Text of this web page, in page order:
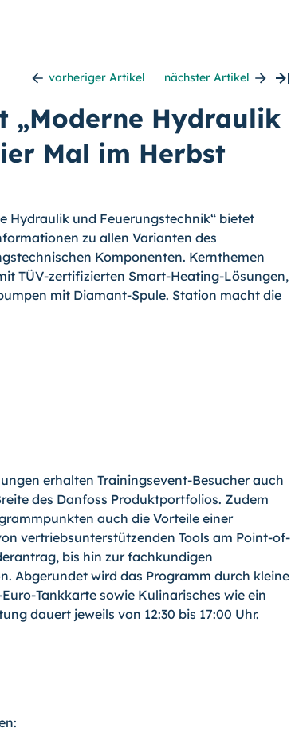
vorheriger Artikel nächster Artikel
„Moderne Hydraulik
Mal im Herbst
Hydraulik und Feuerungstechnik“ bietet
zu allen Varianten des
Komponenten. Kernthemen
TÜV-zertifizierten Smart-Heating-Lösungen,
mit Diamant-Spule. Station macht die
erhalten Trainingsevent-Besucher auch
des Danfoss Produktportfolios. Zudem
auch die Vorteile einer
vertriebsunterstützenden Tools am Point-of-
bis hin zur fachkundigen
Abgerundet wird das Programm durch kleine
Tankkarte sowie Kulinarisches wie ein
dauert jeweils von 12:30 bis 17:00 Uhr.